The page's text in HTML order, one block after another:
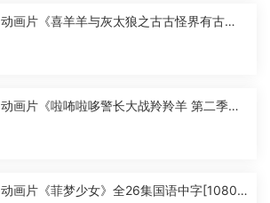
动画片《喜羊羊与灰太狼之古古怪界有古
动画片《啦咘啦哆警长大战羚羚羊 第二季》
动画片《菲梦少女》全26集国语中字[1080